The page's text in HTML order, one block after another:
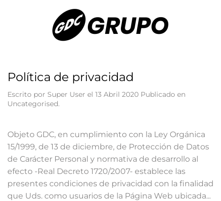
Política de privacidad
Escrito por Super User el 13 Abril 2020 Publicado en
Uncategorised.
Objeto GDC, en cumplimiento con la Ley Orgánica
15/1999, de 13 de diciembre, de Protección de Datos
de Carácter Personal y normativa de desarrollo al
efecto -Real Decreto 1720/2007- establece las
presentes condiciones de privacidad con la finalidad
que Uds. como usuarios de la Página Web ubicada...